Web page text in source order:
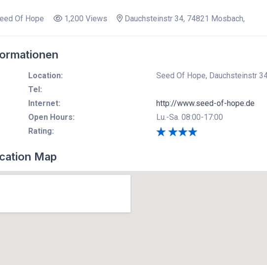
Of Hope 1,200 Views Dauchsteinstr 34, 74821 Mosbach,
Location:
Seed Of Hope, Dauchsteinstr
Tel:
Internet:
http://www.seed-of-hope.de
Open Hours:
Lu.-Sa. 08:00-17:00
Rating:
Map